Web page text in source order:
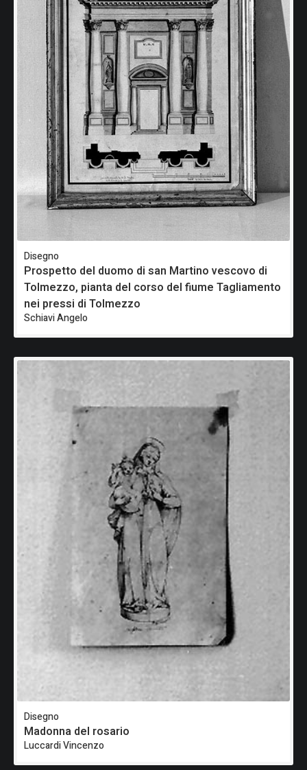
Disegno
Prospetto del duomo di san Martino vescovo di
Tolmezzo, pianta del corso del fiume Tagliamento
nei pressi di Tolmezzo
Schiavi Angelo
Disegno
Madonna del rosario
Luccardi Vincenzo